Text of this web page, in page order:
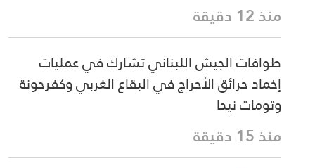
منذ 12 دقيقة
طوافات الجيش اللبناني تشارك في عمليات
إخماد حرائق الأحراج في البقاع الغربي وكفرحونة
وتومات نيحا
منذ 15 دقيقة